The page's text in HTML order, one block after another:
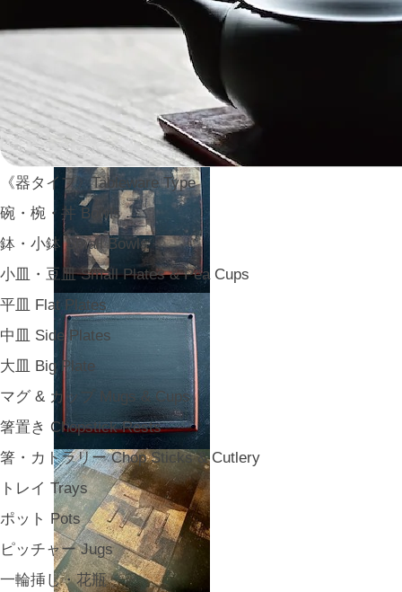
《器タイプ》Tableware Type
碗・椀・丼 Bowls
鉢・小鉢 Small Bowls
小皿・豆皿 Small Plates & Pea Cups
平皿 Flat Plates
中皿 Side Plates
大皿 Big Plate
マグ & カップ Mugs & Cups
箸置き Chopstick Rests
箸・カトラリー Chop Sticks & Cutlery
トレイ Trays
ポット Pots
ピッチャー Jugs
一輪挿し・花瓶